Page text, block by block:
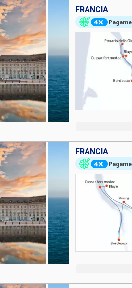
FRANCIA
FRANCIA